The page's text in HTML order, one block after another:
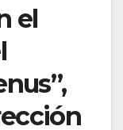
el